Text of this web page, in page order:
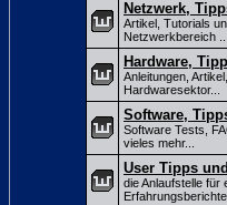
Netzwerk,
Artikel, Tutorials
Netzwerkbereich ...
Hardware,
Anleitungen,
Hardwaresektor...
Software,
Software Tests,
vieles mehr...
User Tipps
die Anlaufstelle für